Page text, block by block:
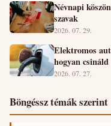
Névnapi
szavak
2026. 07. 29.
Elektromos
hogyan csináld
2026. 07. 27.
Böngéssz témák szerint